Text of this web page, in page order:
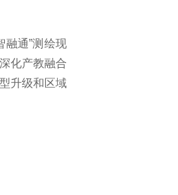
融通”测绘现
化产教融合
升级和区域